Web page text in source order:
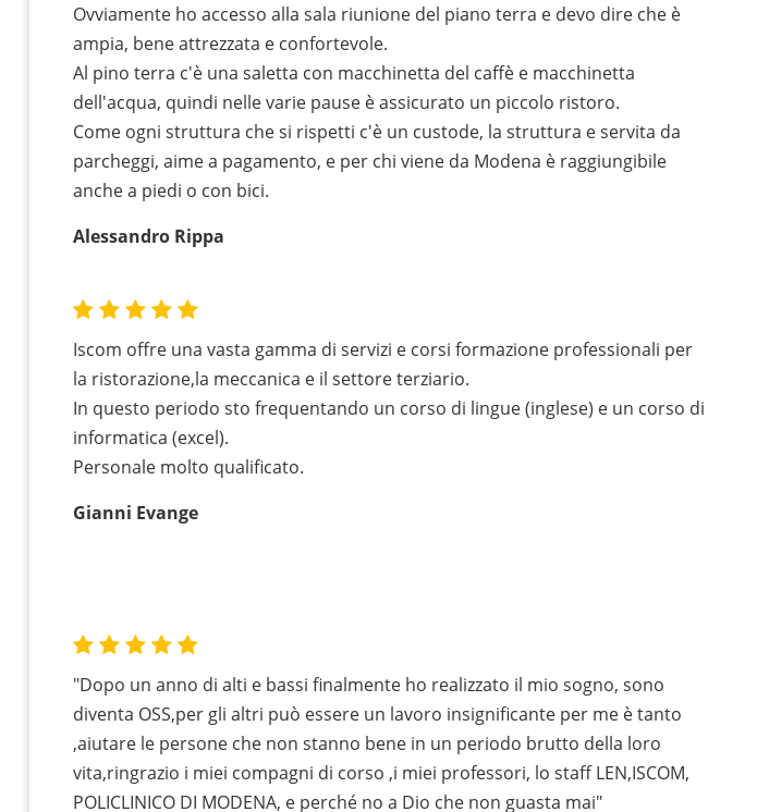
Ovviamente ho accesso alla sala riunione del piano terra e devo dire che è
ampia, bene attrezzata e confortevole.
Al pino terra c'è una saletta con macchinetta del caffè e macchinetta
dell'acqua, quindi nelle varie pause è assicurato un piccolo ristoro.
Come ogni struttura che si rispetti c'è un custode, la struttura e servita da
parcheggi, aime a pagamento, e per chi viene da Modena è raggiungibile
anche a piedi o con bici.
Alessandro Rippa
Iscom offre una vasta gamma di servizi e corsi formazione professionali per
la ristorazione,la meccanica e il settore terziario.
In questo periodo sto frequentando un corso di lingue (inglese) e un corso di
informatica (excel).
Personale molto qualificato.
Gianni Evange
"Dopo un anno di alti e bassi finalmente ho realizzato il mio sogno, sono
diventa OSS,per gli altri può essere un lavoro insignificante per me è tanto
,aiutare le persone che non stanno bene in un periodo brutto della loro
vita,ringrazio i miei compagni di corso ,i miei professori, lo staff LEN,ISCOM,
POLICLINICO DI MODENA, e perché no a Dio che non guasta mai"